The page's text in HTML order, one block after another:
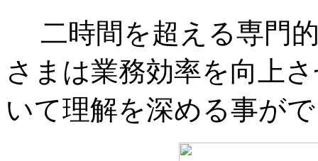
二時間を超える専門
さまは業務効率を向上
いて理解を深める事が